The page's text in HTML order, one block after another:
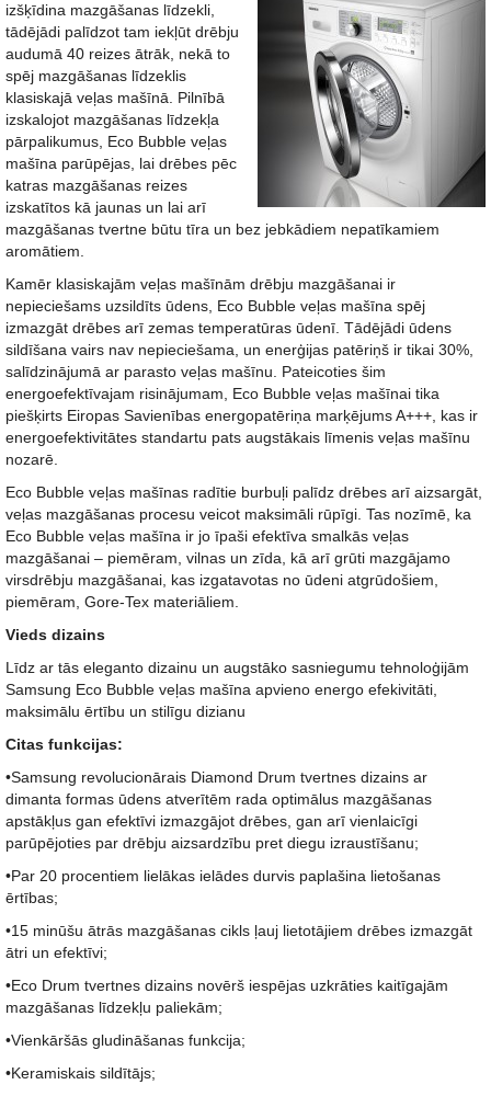
izšķīdina mazgāšanas līdzekli,
tādējādi palīdzot tam iekļūt drēbju
audumā 40 reizes ātrāk, nekā to
spēj mazgāšanas līdzeklis
klasiskajā veļas mašīnā. Pilnībā
izskalojot mazgāšanas līdzekļa
pārpalikumus, Eco Bubble veļas
mašīna parūpējas, lai drēbes pēc
katras mazgāšanas reizes
izskatītos kā jaunas un lai arī
mazgāšanas tvertne būtu tīra un bez jebkādiem nepatīkamiem
aromātiem.
Kamēr klasiskajām veļas mašīnām drēbju mazgāšanai ir
nepieciešams uzsildīts ūdens, Eco Bubble veļas mašīna spēj
izmazgāt drēbes arī zemas temperatūras ūdenī. Tādējādi ūdens
sildīšana vairs nav nepieciešama, un enerģijas patēriņš ir tikai 30%,
salīdzinājumā ar parasto veļas mašīnu. Pateicoties šim
energoefektīvajam risinājumam, Eco Bubble veļas mašīnai tika
piešķirts Eiropas Savienības energopatēriņa marķējums A+++, kas ir
energoefektivitātes standartu pats augstākais līmenis veļas mašīnu
nozarē.
Eco Bubble veļas mašīnas radītie burbuļi palīdz drēbes arī aizsargāt,
veļas mazgāšanas procesu veicot maksimāli rūpīgi. Tas nozīmē, ka
Eco Bubble veļas mašīna ir jo īpaši efektīva smalkās veļas
mazgāšanai – piemēram, vilnas un zīda, kā arī grūti mazgājamo
virsdrēbju mazgāšanai, kas izgatavotas no ūdeni atgrūdošiem,
piemēram, Gore-Tex materiāliem.
Vieds dizains
Līdz ar tās eleganto dizainu un augstāko sasniegumu tehnoloģijām
Samsung Eco Bubble veļas mašīna apvieno energo efekivitāti,
maksimālu ērtību un stilīgu dizianu
Citas funkcijas:
•Samsung revolucionārais Diamond Drum tvertnes dizains ar
dimanta formas ūdens atverītēm rada optimālus mazgāšanas
apstākļus gan efektīvi izmazgājot drēbes, gan arī vienlaicīgi
parūpējoties par drēbju aizsardzību pret diegu izraustīšanu;
•Par 20 procentiem lielākas ielādes durvis paplašina lietošanas
ērtības;
•15 minūšu ātrās mazgāšanas cikls ļauj lietotājiem drēbes izmazgāt
ātri un efektīvi;
•Eco Drum tvertnes dizains novērš iespējas uzkrāties kaitīgajām
mazgāšanas līdzekļu paliekām;
•Vienkāršās gludināšanas funkcija;
•Keramiskais sildītājs;